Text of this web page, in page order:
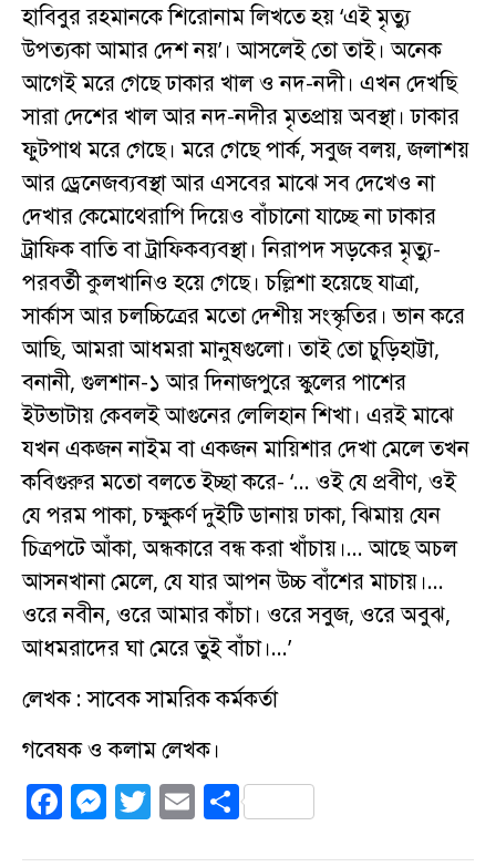
হাবিবুর রহমানকে শিরোনাম লিখতে হয় ‘এই মৃত্যু
উপত্যকা আমার দেশ নয়’। আসলেই তো তাই। অনেক
আগেই মরে গেছে ঢাকার খাল ও নদ-নদী। এখন দেখছি
সারা দেশের খাল আর নদ-নদীর মৃতপ্রায় অবস্থা। ঢাকার
ফুটপাথ মরে গেছে। মরে গেছে পার্ক, সবুজ বলয়, জলাশয়
আর ড্রেনেজব্যবস্থা আর এসবের মাঝে সব দেখেও না
দেখার কেমোথেরাপি দিয়েও বাঁচানো যাচ্ছে না ঢাকার
ট্রাফিক বাতি বা ট্রাফিকব্যবস্থা। নিরাপদ সড়কের মৃত্যু-
পরবর্তী কুলখানিও হয়ে গেছে। চল্লিশা হয়েছে যাত্রা,
সার্কাস আর চলচ্চিত্রের মতো দেশীয় সংস্কৃতির। ভান করে
আছি, আমরা আধমরা মানুষগুলো। তাই তো চুড়িহাট্টা,
বনানী, গুলশান-১ আর দিনাজপুরে স্কুলের পাশের
ইটভাটায় কেবলই আগুনের লেলিহান শিখা। এরই মাঝে
যখন একজন নাইম বা একজন মায়িশার দেখা মেলে তখন
কবিগুরুর মতো বলতে ইচ্ছা করে- ‘… ওই যে প্রবীণ, ওই
যে পরম পাকা, চক্ষুকর্ণ দুইটি ডানায় ঢাকা, ঝিমায় যেন
চিত্রপটে আঁকা, অন্ধকারে বন্ধ করা খাঁচায়।… আছে অচল
আসনখানা মেলে, যে যার আপন উচ্চ বাঁশের মাচায়।…
ওরে নবীন, ওরে আমার কাঁচা। ওরে সবুজ, ওরে অবুঝ,
আধমরাদের ঘা মেরে তুই বাঁচা।…’
লেখক : সাবেক সামরিক কর্মকর্তা
গবেষক ও কলাম লেখক।
F M T E S